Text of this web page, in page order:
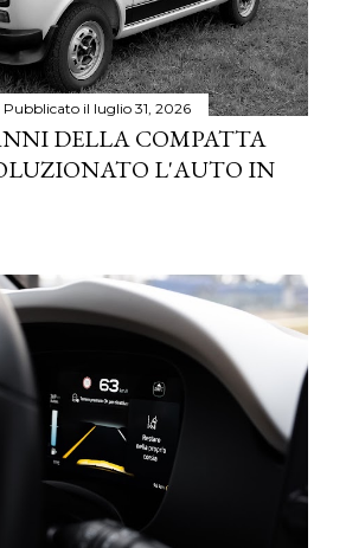
Pubblicato il luglio 31, 2026
DELLA COMPATTA
L'AUTO IN